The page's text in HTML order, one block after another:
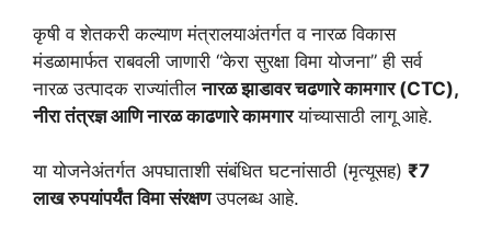
कृषी व शेतकरी कल्याण मंत्रालयाअंतर्गत व नारळ विकास
मंडळामार्फत राबवली जाणारी “केरा सुरक्षा विमा योजना” ही सर्व
नारळ उत्पादक राज्यांतीलनारळ झाडावर चढणारे कामगार (CTC),
नीरा तंत्रज्ञ आणि नारळ काढणारे कामगारयांच्यासाठी लागू आहे.
या योजनेअंतर्गत अपघाताशी संबंधित घटनांसाठी (मृत्यूसह) ₹7
लाख रुपयांपर्यंत विमा संरक्षणउपलब्ध आहे.